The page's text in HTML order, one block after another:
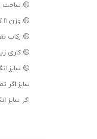
🟡 ساخت
🟡 وزن ۱۱ گرم
🟡 رکاب نقره
🟡 کاری
🟡 سایز
اگر سایز